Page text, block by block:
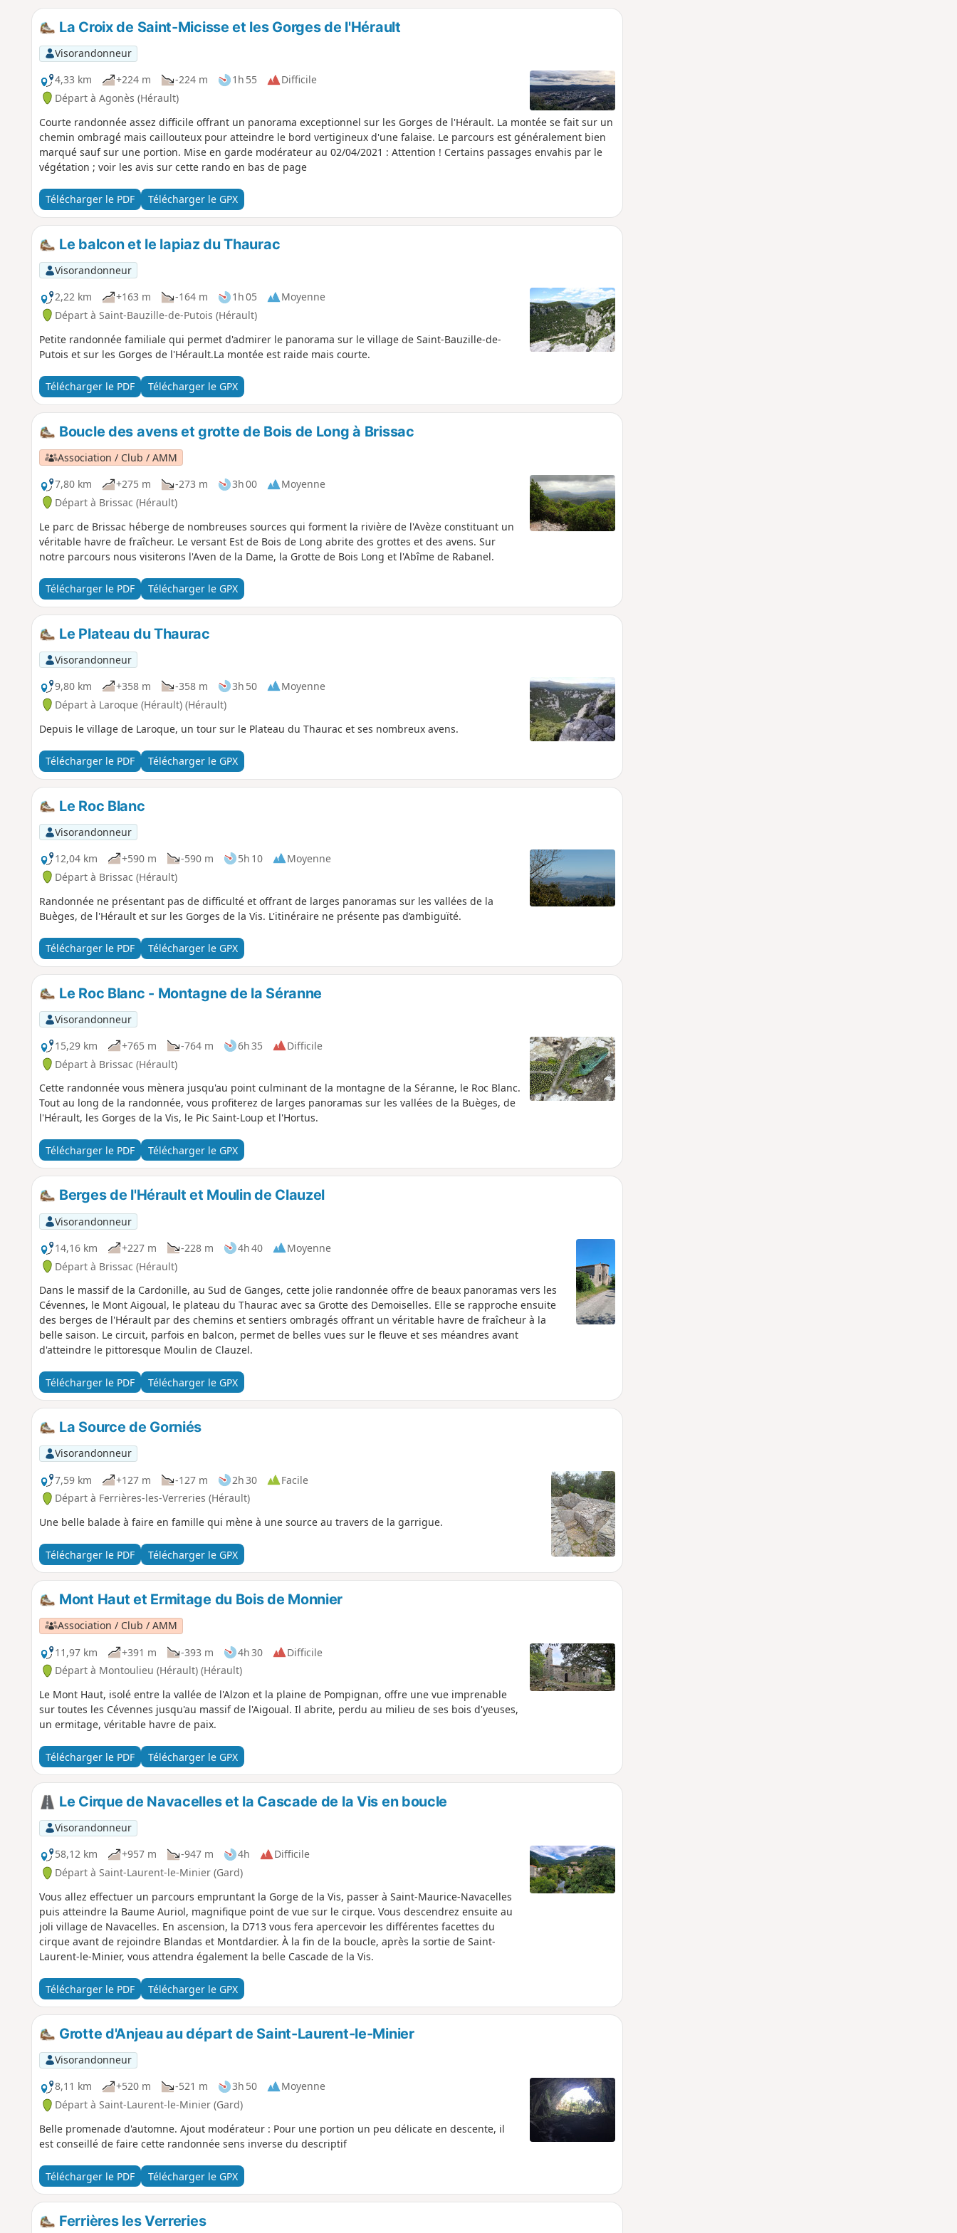
La Croix de Saint-Micisse et les Gorges de l'Hérault
Visorandonneur
4,33 km
+224 m -224 m 1h 55
Difficile
Départ à Agonès (Hérault)
Courte randonnée assez difficile offrant un panorama exceptionnel sur les Gorges de l'Hérault. La montée se fait sur un
chemin ombragé mais caillouteux pour atteindre le bord vertigineux d'une falaise. Le parcours est généralement bien
marqué sauf sur une portion. Mise en garde modérateur au 02/04/2021 : Attention ! Certains passages envahis par le
végétation ; voir les avis sur cette rando en bas de page
Télécharger le PDF Télécharger le GPX
Le balcon et le lapiaz du Thaurac
Visorandonneur
2,22 km
+163 m -164 m 1h 05
Moyenne
Départ à Saint-Bauzille-de-Putois (Hérault)
Petite randonnée familiale qui permet d'admirer le panorama sur le village de Saint-Bauzille-de-
Putois et sur les Gorges de l'Hérault.La montée est raide mais courte.
Télécharger le PDF Télécharger le GPX
Boucle des avens et grotte de Bois de Long à Brissac
Association / Club / AMM
7,80 km
+275 m -273 m 3h 00
Moyenne
Départ à Brissac (Hérault)
Le parc de Brissac héberge de nombreuses sources qui forment la rivière de l'Avèze constituant un
véritable havre de fraîcheur. Le versant Est de Bois de Long abrite des grottes et des avens. Sur
notre parcours nous visiterons l'Aven de la Dame, la Grotte de Bois Long et l'Abîme de Rabanel.
Télécharger le PDF Télécharger le GPX
Le Plateau du Thaurac
Visorandonneur
9,80 km
+358 m -358 m 3h 50
Moyenne
Départ à Laroque (Hérault) (Hérault)
Depuis le village de Laroque, un tour sur le Plateau du Thaurac et ses nombreux avens.
Télécharger le PDF Télécharger le GPX
Le Roc Blanc
Visorandonneur
12,04 km
+590 m -590 m 5h 10
Moyenne
Départ à Brissac (Hérault)
Randonnée ne présentant pas de difficulté et offrant de larges panoramas sur les vallées de la
Buèges, de l'Hérault et sur les Gorges de la Vis. L'itinéraire ne présente pas d’ambiguïté.
Télécharger le PDF Télécharger le GPX
Le Roc Blanc - Montagne de la Séranne
Visorandonneur
15,29 km
+765 m -764 m 6h 35
Difficile
Départ à Brissac (Hérault)
Cette randonnée vous mènera jusqu'au point culminant de la montagne de la Séranne, le Roc Blanc.
Tout au long de la randonnée, vous profiterez de larges panoramas sur les vallées de la Buèges, de
l'Hérault, les Gorges de la Vis, le Pic Saint-Loup et l'Hortus.
Télécharger le PDF Télécharger le GPX
Berges de l'Hérault et Moulin de Clauzel
Visorandonneur
14,16 km
+227 m -228 m 4h 40
Moyenne
Départ à Brissac (Hérault)
Dans le massif de la Cardonille, au Sud de Ganges, cette jolie randonnée offre de beaux panoramas vers les
Cévennes, le Mont Aigoual, le plateau du Thaurac avec sa Grotte des Demoiselles. Elle se rapproche ensuite
des berges de l'Hérault par des chemins et sentiers ombragés offrant un véritable havre de fraîcheur à la
belle saison. Le circuit, parfois en balcon, permet de belles vues sur le fleuve et ses méandres avant
d'atteindre le pittoresque Moulin de Clauzel.
Télécharger le PDF Télécharger le GPX
La Source de Gorniés
Visorandonneur
7,59 km
+127 m -127 m 2h 30
Facile
Départ à Ferrières-les-Verreries (Hérault)
Une belle balade à faire en famille qui mène à une source au travers de la garrigue.
Télécharger le PDF Télécharger le GPX
Mont Haut et Ermitage du Bois de Monnier
Association / Club / AMM
11,97 km
+391 m -393 m 4h 30
Difficile
Départ à Montoulieu (Hérault) (Hérault)
Le Mont Haut, isolé entre la vallée de l'Alzon et la plaine de Pompignan, offre une vue imprenable
sur toutes les Cévennes jusqu'au massif de l'Aigoual. Il abrite, perdu au milieu de ses bois d'yeuses,
un ermitage, véritable havre de paix.
Télécharger le PDF Télécharger le GPX
Le Cirque de Navacelles et la Cascade de la Vis en boucle
Visorandonneur
58,12 km
+957 m -947 m 4h
Difficile
Départ à Saint-Laurent-le-Minier (Gard)
Vous allez effectuer un parcours empruntant la Gorge de la Vis, passer à Saint-Maurice-Navacelles
puis atteindre la Baume Auriol, magnifique point de vue sur le cirque. Vous descendrez ensuite au
joli village de Navacelles. En ascension, la D713 vous fera apercevoir les différentes facettes du
cirque avant de rejoindre Blandas et Montdardier. À la fin de la boucle, après la sortie de Saint-
Laurent-le-Minier, vous attendra également la belle Cascade de la Vis.
Télécharger le PDF Télécharger le GPX
Grotte d'Anjeau au départ de Saint-Laurent-le-Minier
Visorandonneur
8,11 km
+520 m -521 m 3h 50
Moyenne
Départ à Saint-Laurent-le-Minier (Gard)
Belle promenade d'automne. Ajout modérateur : Pour une portion un peu délicate en descente, il
est conseillé de faire cette randonnée sens inverse du descriptif
Télécharger le PDF Télécharger le GPX
Ferrières les Verreries